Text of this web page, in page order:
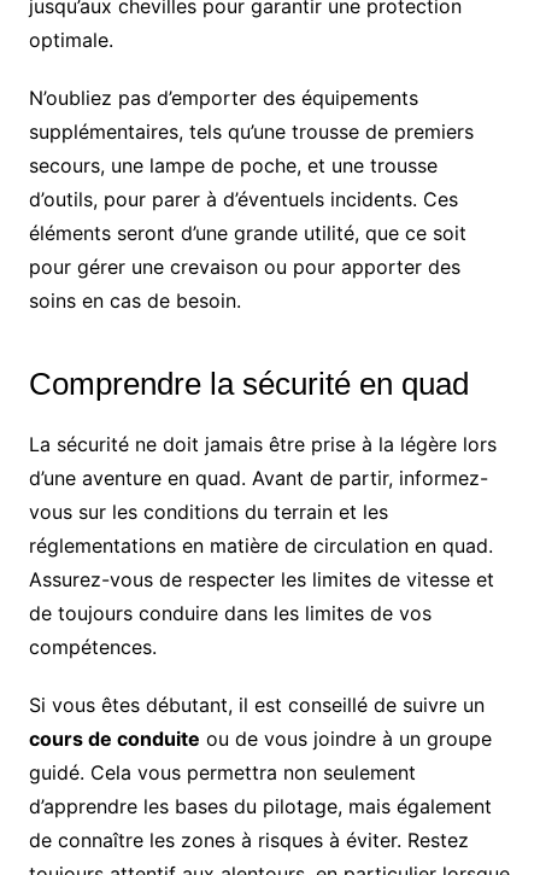
jusqu’aux chevilles pour garantir une protection
optimale.
N’oubliez pas d’emporter des équipements
supplémentaires, tels qu’une trousse de premiers
secours, une lampe de poche, et une trousse
d’outils, pour parer à d’éventuels incidents. Ces
éléments seront d’une grande utilité, que ce soit
pour gérer une crevaison ou pour apporter des
soins en cas de besoin.
Comprendre la sécurité en quad
La sécurité ne doit jamais être prise à la légère lors
d’une aventure en quad. Avant de partir, informez-
vous sur les conditions du terrain et les
réglementations en matière de circulation en quad.
Assurez-vous de respecter les limites de vitesse et
de toujours conduire dans les limites de vos
compétences.
Si vous êtes débutant, il est conseillé de suivre un
cours de conduite ou de vous joindre à un groupe
guidé. Cela vous permettra non seulement
d’apprendre les bases du pilotage, mais également
de connaître les zones à risques à éviter. Restez